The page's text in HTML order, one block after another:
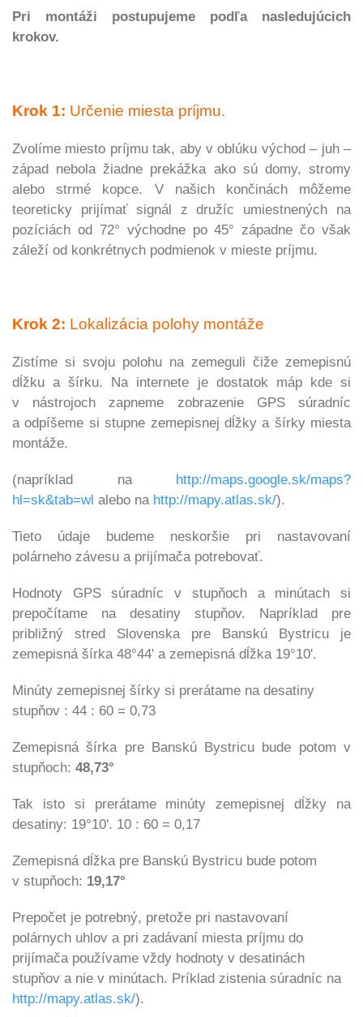
Pri montáži postupujeme podľa nasledujúcich
krokov.
Krok 1: Určenie miesta príjmu.
Zvolíme miesto príjmu tak, aby v oblúku východ – juh –
západ nebola žiadne prekážka ako sú domy, stromy
alebo strmé kopce. V našich končinách môžeme
teoreticky prijímať signál z družíc umiestnených na
pozíciách od 72° východne po 45° západne čo však
záleží od konkrétnych podmienok v mieste príjmu.
Krok 2: Lokalizácia polohy montáže
Zistíme si svoju polohu na zemeguli čiže zemepisnú
dĺžku a šírku. Na internete je dostatok máp kde si
v nástrojoch zapneme zobrazenie GPS súradníc
a odpíšeme si stupne zemepisnej dĺžky a šírky miesta
montáže.
(napríklad na http://maps.google.sk/maps?
hl=sk&tab=wl alebo na http://mapy.atlas.sk/).
Tieto údaje budeme neskoršie pri nastavovaní
polárneho závesu a prijímača potrebovať.
Hodnoty GPS súradníc v stupňoch a minútach si
prepočítame na desatiny stupňov. Napríklad pre
približný stred Slovenska pre Banskú Bystricu je
zemepisná šírka 48°44' a zemepisná dĺžka 19°10'.
Minúty zemepisnej šírky si prerátame na desatiny
stupňov : 44 : 60 = 0,73
Zemepisná šírka pre Banskú Bystricu bude potom v
stupňoch: 48,73°
Tak isto si prerátame minúty zemepisnej dĺžky na
desatiny: 19°10'. 10 : 60 = 0,17
Zemepisná dĺžka pre Banskú Bystricu bude potom
v stupňoch: 19,17°
Prepočet je potrebný, pretože pri nastavovaní
polárnych uhlov a pri zadávaní miesta príjmu do
prijímača používame vždy hodnoty v desatinách
stupňov a nie v minútach. Príklad zistenia súradníc na
http://mapy.atlas.sk/).